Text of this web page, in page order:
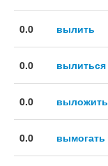
0.0 вылить
0.0 вылиться
0.0 выложить
0.0 вымогать